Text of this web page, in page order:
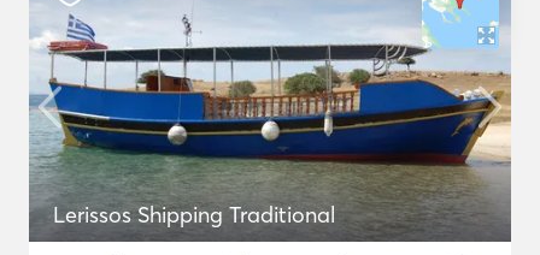
Lerissos Shipping Traditional